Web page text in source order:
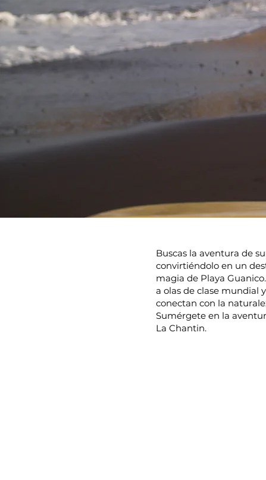
Buscas la aventura de
convirtiéndolo en un
magia de Playa
a olas de clase mundial
conectan con la
Sumérgete en la
La Chantin.